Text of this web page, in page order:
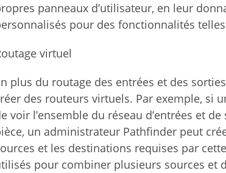
panneaux d’utilisateur, en leur
pour des fonctionnalités
virtuel
plus du routage des entrées et des
des routeurs virtuels. Par exemple, si
voir l’ensemble du réseau d’entrées et
un administrateur Pathfinder peut
et les destinations requises par
pour combiner plusieurs sources et